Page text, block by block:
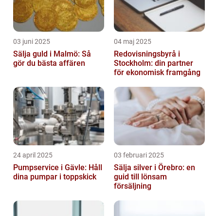
03 juni 2025
Sälja guld i Malmö: Så
gör du bästa affären
04 maj 2025
Redovisningsbyrå i
Stockholm: din partner
för ekonomisk framgång
24 april 2025
Pumpservice i Gävle: Håll
dina pumpar i toppskick
03 februari 2025
Sälja silver i Örebro: en
guid till lönsam
försäljning